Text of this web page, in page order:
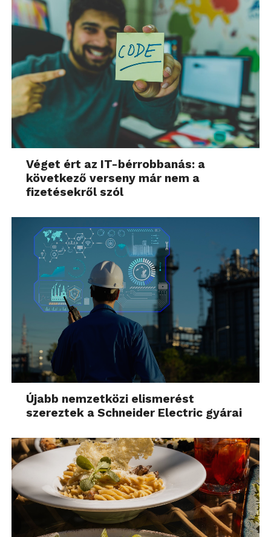
Véget ért az IT-bérrobbanás: a
következő verseny már nem a
fizetésekről szól
Újabb nemzetközi elismerést
szereztek a Schneider Electric gyárai